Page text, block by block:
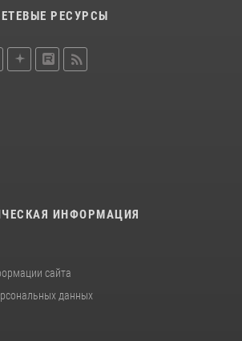
РЕСУРСЫ
ИНФОРМАЦИЯ
сайта
данных